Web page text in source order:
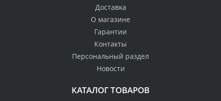
Доставка
О магазине
Гарантии
Контакты
Персональный раздел
Новости
КАТАЛОГ ТОВАРОВ